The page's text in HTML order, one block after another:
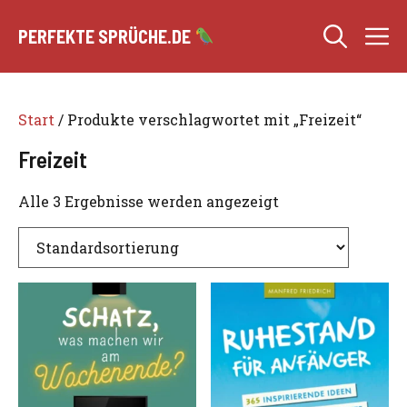
Inhalt
PERFEKTE SPRÜCHE.DE
Start / Produkte verschlagwortet mit „Freizeit“
Freizeit
Alle 3 Ergebnisse werden angezeigt